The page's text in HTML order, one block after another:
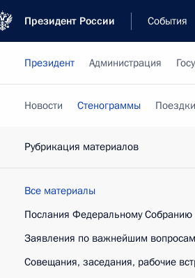
Президент России События
Президент Администрация
Новости Стенограммы Поездки
Рубрикация материалов
Все материалы
Послания Федеральному Собранию
Заявления по важнейшим вопросам
Совещания, заседания, рабочие